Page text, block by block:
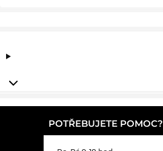
POTŘEBUJETE POMOC?